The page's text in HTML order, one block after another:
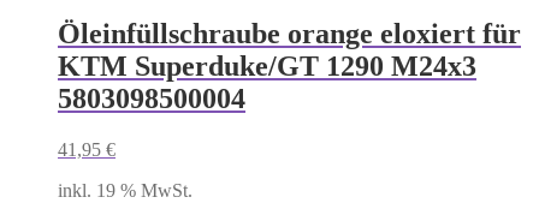
Öleinfüllschraube orange eloxiert für
KTM Superduke/GT 1290 M24x3
5803098500004
41,95 €
inkl. 19 % MwSt.